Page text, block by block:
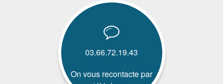
03.66.72.19.43
On vous recontacte par